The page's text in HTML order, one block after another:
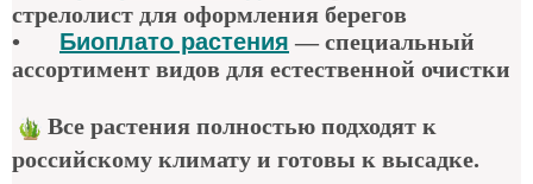
стрелолист для оформления берегов
•
Биоплато растения — специальный
ассортимент видов для естественной очистки
Все растения полностью подходят к
российскому климату и готовы к высадке.